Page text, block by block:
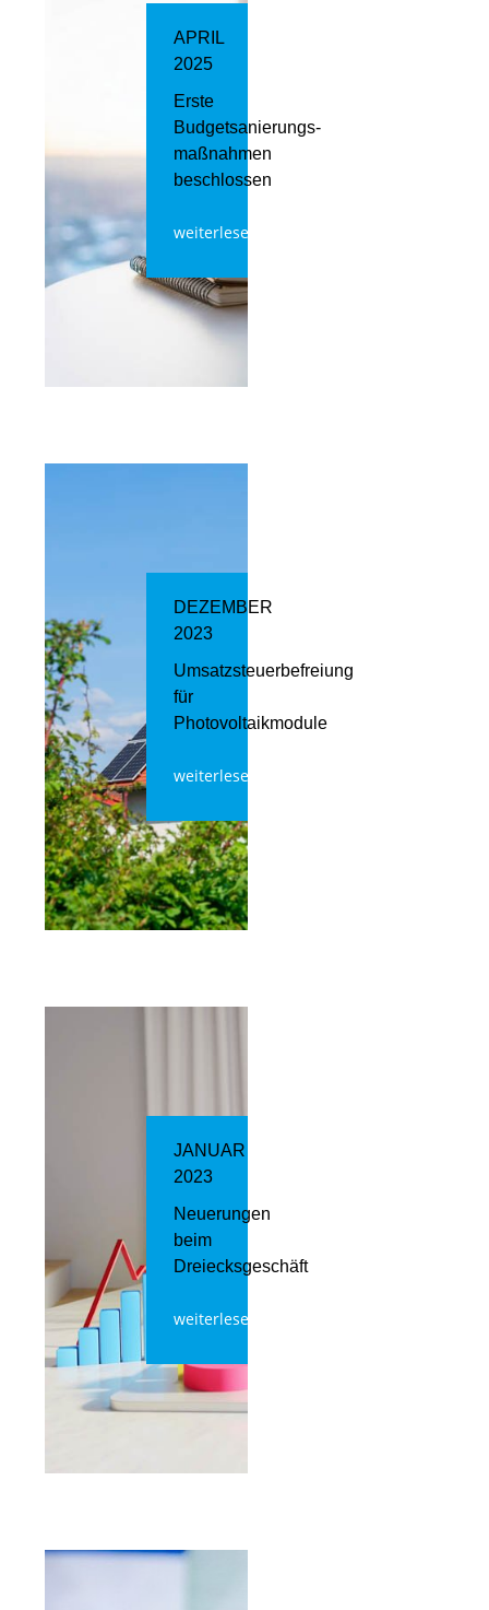
APRIL
2025
Erste
Budgetsanierungs­
maßnahmen
beschlossen
weiterlesen
DEZEMBER
2023
Umsatzsteuerbefreiung
für
Photovoltaikmodule
weiterlesen
JANUAR
2023
Neuerungen
beim
Dreiecksgeschäft
weiterlesen